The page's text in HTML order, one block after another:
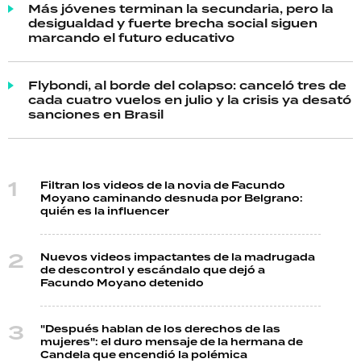
Más jóvenes terminan la secundaria, pero la
desigualdad y fuerte brecha social siguen
marcando el futuro educativo
Flybondi, al borde del colapso: canceló tres de
cada cuatro vuelos en julio y la crisis ya desató
sanciones en Brasil
Filtran los videos de la novia de Facundo
Moyano caminando desnuda por Belgrano:
quién es la influencer
Nuevos videos impactantes de la madrugada
de descontrol y escándalo que dejó a
Facundo Moyano detenido
"Después hablan de los derechos de las
mujeres": el duro mensaje de la hermana de
Candela que encendió la polémica